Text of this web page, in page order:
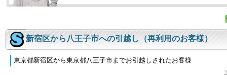
新宿区から八王子市への引越し（再利用のお客様）
東京都新宿区から東京都八王子市までお引越しされたお客様